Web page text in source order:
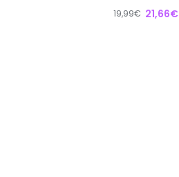
19,99€ 21,66€